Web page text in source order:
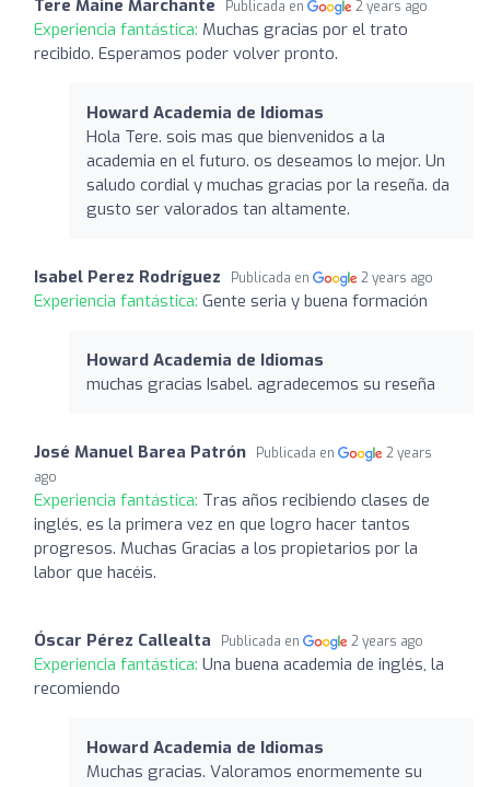
Tere Maine Marchante Publicada en 2 years ago
Experiencia fantástica: Muchas gracias por el trato
recibido. Esperamos poder volver pronto.
Howard Academia de Idiomas
Hola Tere. sois mas que bienvenidos a la
academia en el futuro. os deseamos lo mejor. Un
saludo cordial y muchas gracias por la reseña. da
gusto ser valorados tan altamente.
Isabel Perez Rodríguez Publicada en 2 years ago
Experiencia fantástica: Gente seria y buena formación
Howard Academia de Idiomas
muchas gracias Isabel. agradecemos su reseña
José Manuel Barea Patrón Publicada en
2 years
ago
Experiencia fantástica: Tras años recibiendo clases de
inglés, es la primera vez en que logro hacer tantos
progresos. Muchas Gracias a los propietarios por la
labor que hacéis.
Óscar Pérez Callealta Publicada en 2 years ago
Experiencia fantástica: Una buena academia de inglés, la
recomiendo
Howard Academia de Idiomas
Muchas gracias. Valoramos enormemente su